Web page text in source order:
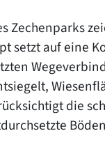
Zechenparks
setzt auf eine
die